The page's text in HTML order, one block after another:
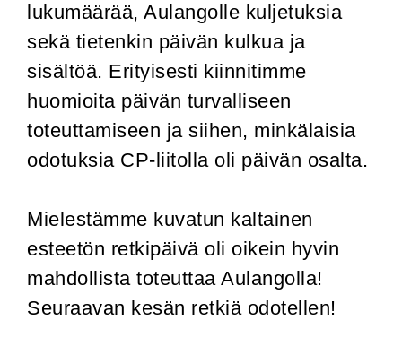
lukumäärää, Aulangolle kuljetuksia
sekä tietenkin päivän kulkua ja
sisältöä. Erityisesti kiinnitimme
huomioita päivän turvalliseen
toteuttamiseen ja siihen, minkälaisia
odotuksia CP-liitolla oli päivän osalta.
Mielestämme kuvatun kaltainen
esteetön retkipäivä oli oikein hyvin
mahdollista toteuttaa Aulangolla!
Seuraavan kesän retkiä odotellen!